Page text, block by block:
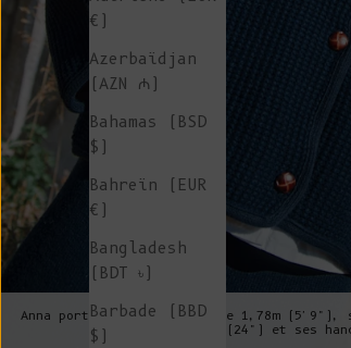
€)
Azerbaïdjan
(AZN ₼)
Bahamas (BSD
$)
Bahreïn (EUR
€)
Bangladesh
(BDT ৳)
Barbade (BBD
$)
Anna porte un S, elle mesure 1,78m
est de 61cm (24") et ses